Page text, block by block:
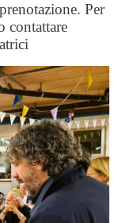
Per
contattare